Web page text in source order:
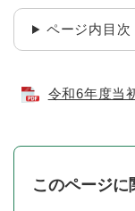
ページ内目次
令和6年度当
このページに